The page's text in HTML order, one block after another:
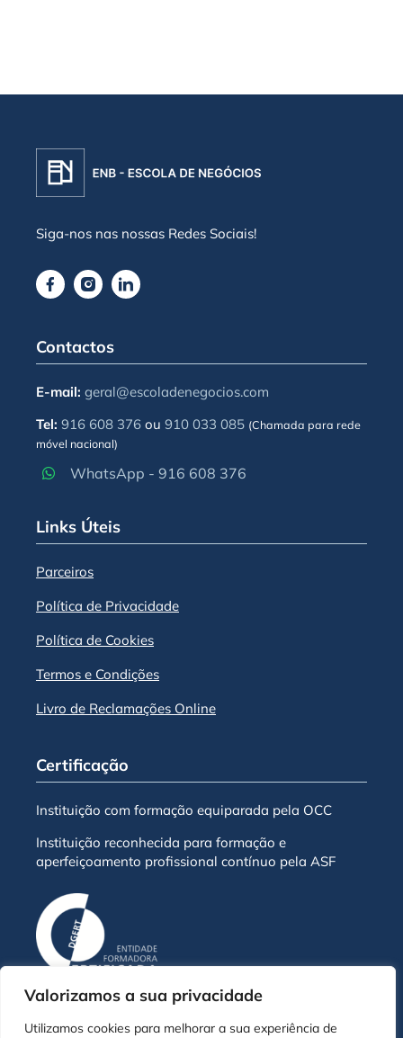
Valorizamos a sua privacidade
Utilizamos cookies para melhorar a sua experiência de
Siga-nos nas nossas Redes Sociais!
Contactos
E-mail: geral@escoladenegocios.com
Tel: 916 608 376ou 910 033 085 (Chamada para rede
móvel nacional)
WhatsApp - 916 608 376
Links Úteis
Parceiros
Política de Privacidade
Política de Cookies
Termos e Condições
Livro de Reclamações Online
Certificação
Instituição com formação equiparada pela OCC
Instituição reconhecida para formação e
aperfeiçoamento profissional contínuo pela ASF